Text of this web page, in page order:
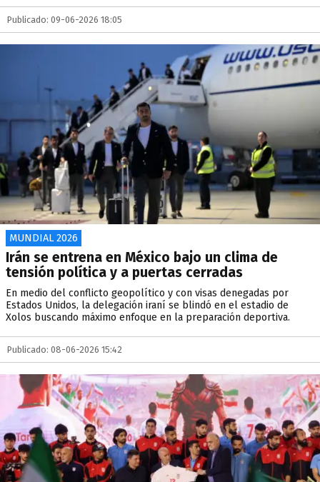
Publicado: 09-06-2026 18:05
MUNDIAL 2026
Irán se entrena en México bajo un clima de
tensión política y a puertas cerradas
En medio del conflicto geopolítico y con visas denegadas por
Estados Unidos, la delegación iraní se blindó en el estadio de
Xolos buscando máximo enfoque en la preparación deportiva.
Publicado: 08-06-2026 15:42